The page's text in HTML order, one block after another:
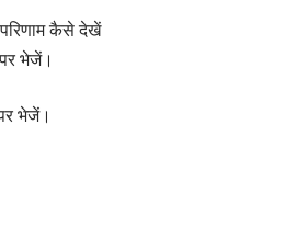
कैसे देखें
भेजें।
भेजें।